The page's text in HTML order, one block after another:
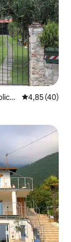
4,85 av 5 i
4,85 (40)